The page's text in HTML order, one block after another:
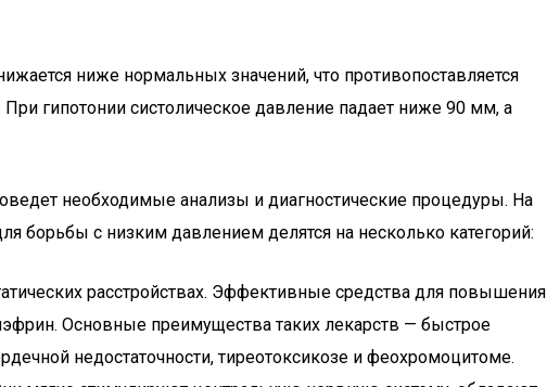
ниже нормальных значений, что противопоставляется
гипотонии систолическое давление падает ниже 90 мм, а
необходимые анализы и диагностические процедуры. На
борьбы с низким давлением делятся на несколько категорий:
расстройствах. Эффективные средства для повышения
Основные преимущества таких лекарств — быстрое
недостаточности, тиреотоксикозе и феохромоцитоме.